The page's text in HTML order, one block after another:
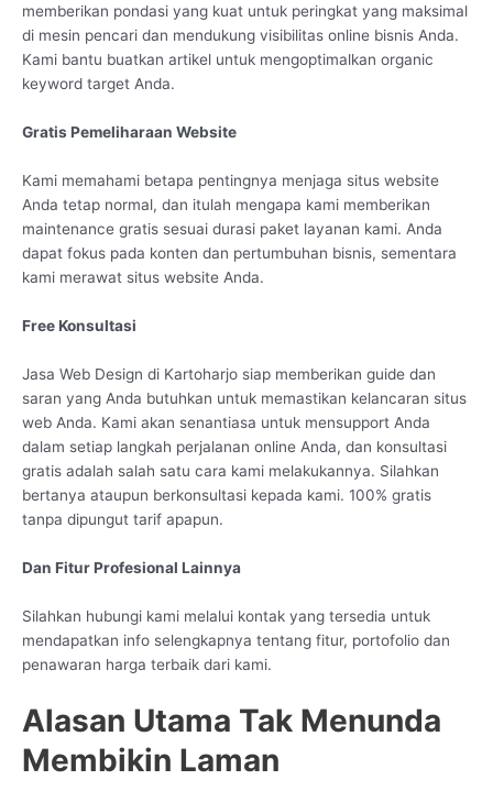
memberikan pondasi yang kuat untuk peringkat yang maksimal
di mesin pencari dan mendukung visibilitas online bisnis Anda.
Kami bantu buatkan artikel untuk mengoptimalkan organic
keyword target Anda.
Gratis Pemeliharaan Website
Kami memahami betapa pentingnya menjaga situs website
Anda tetap normal, dan itulah mengapa kami memberikan
maintenance gratis sesuai durasi paket layanan kami. Anda
dapat fokus pada konten dan pertumbuhan bisnis, sementara
kami merawat situs website Anda.
Free Konsultasi
Jasa Web Design di Kartoharjo siap memberikan guide dan
saran yang Anda butuhkan untuk memastikan kelancaran situs
web Anda. Kami akan senantiasa untuk mensupport Anda
dalam setiap langkah perjalanan online Anda, dan konsultasi
gratis adalah salah satu cara kami melakukannya. Silahkan
bertanya ataupun berkonsultasi kepada kami. 100% gratis
tanpa dipungut tarif apapun.
Dan Fitur Profesional Lainnya
Silahkan hubungi kami melalui kontak yang tersedia untuk
mendapatkan info selengkapnya tentang fitur, portofolio dan
penawaran harga terbaik dari kami.
Alasan Utama Tak Menunda
Membikin Laman